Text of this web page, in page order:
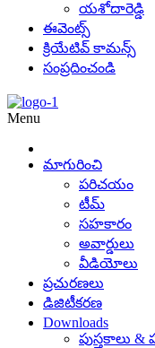
యశోదారెడ్డి
ఈవెంట్స్
క్రియేటివ్ కామన్స్
సంప్రదించండి
Menu
మాగురించి
పరిచయం
టీమ్
సహకారం
అవార్డులు
వీడియోలు
ప్రచురణలు
డిజిటీకరణ
Downloads
పుస్తకాలు &